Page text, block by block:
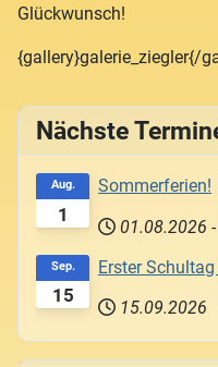
Glückwunsch!
{gallery}galerie_ziegler{/
Nächste
1
Aug.
Sommerferien!
01.08.2026 -
15
Sep.
Erster
15.09.2026